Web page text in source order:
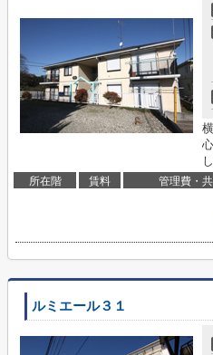
所在階 賃料 管理費・
ルミエール３１